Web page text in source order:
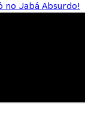
no Jabá Absurdo!